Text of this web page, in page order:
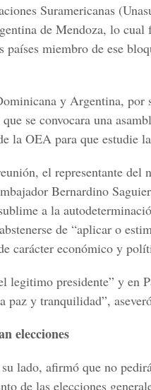
Suramericanas
de Mendoza, lo
países miembro de ese
y Argentina, por
se convocara una
la OEA para que estudie
el representante del
Bernardino
a la
de “aplicar o
carácter económico y
legitimo presidente” y en
paz y tranquilidad”,
elecciones
lado, afirmó que no
de las elecciones